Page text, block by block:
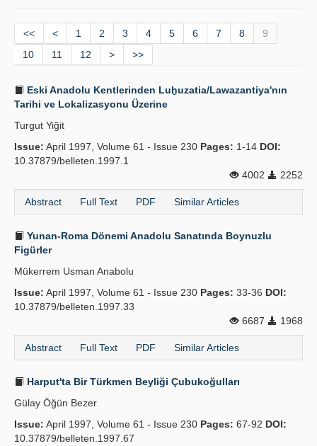
Journal Boards
Writing Rules
Principles
Guidelines
<< < 1 2 3 4 5 6 7 8
9
10
11 12 > >>
Eski Anadolu Kentlerinden Luḫuzatia/Lawazantiya'nın
Tarihi ve Lokalizasyonu Üzerine
Turgut Yiğit
Issue: April 1997, Volume 61 - Issue 230 Pages: 1-14 DOI:
10.37879/belleten.1997.1
4002
2252
Abstract Full Text PDF Similar Articles
Yunan-Roma Dönemi Anadolu Sanatında Boynuzlu
Figürler
Mükerrem Usman Anabolu
Issue: April 1997, Volume 61 - Issue 230 Pages: 33-36 DOI:
10.37879/belleten.1997.33
6687
1968
Abstract Full Text PDF Similar Articles
Harput'ta Bir Türkmen Beyliği Çubukoğulları
Gülay Öğün Bezer
Issue: April 1997, Volume 61 - Issue 230 Pages: 67-92 DOI:
10.37879/belleten.1997.67